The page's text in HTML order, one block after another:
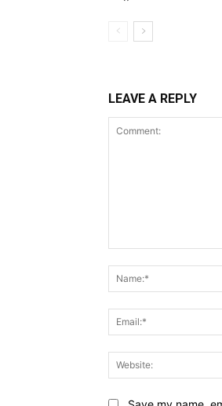
LEAVE A REPLY